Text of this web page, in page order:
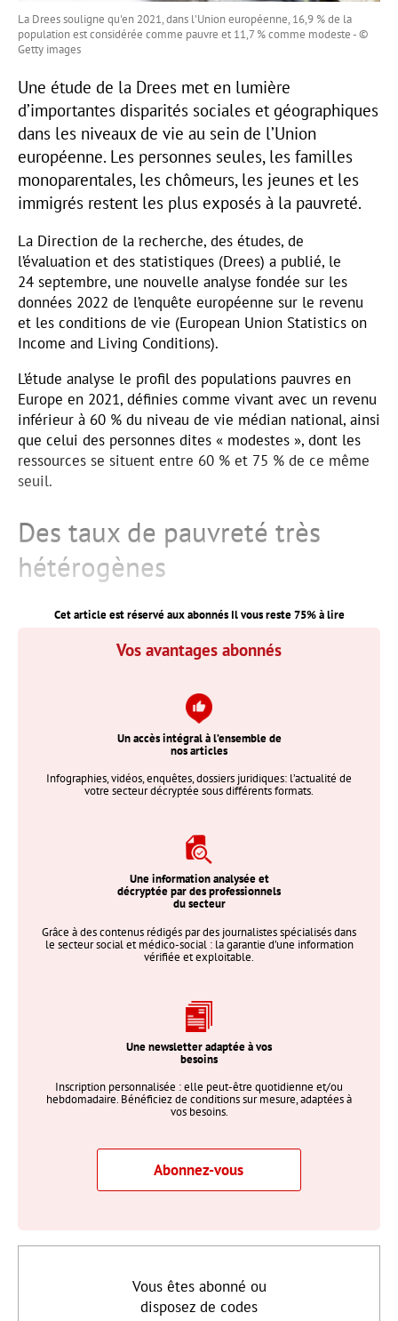
La Drees souligne qu'en 2021, dans l'Union européenne, 16,9 % de la
population est considérée comme pauvre et 11,7 % comme modeste - ©
Getty images
Une étude de la Drees met en lumière
d’importantes disparités sociales et géographiques
dans les niveaux de vie au sein de l’Union
européenne. Les personnes seules, les familles
monoparentales, les chômeurs, les jeunes et les
immigrés restent les plus exposés à la pauvreté.
La Direction de la recherche, des études, de
l’évaluation et des statistiques (Drees) a publié, le
24 septembre, une nouvelle analyse fondée sur les
données 2022 de l’enquête européenne sur le revenu
et les conditions de vie (European Union Statistics on
Income and Living Conditions).
L’étude analyse le profil des populations pauvres en
Europe en 2021, définies comme vivant avec un revenu
inférieur à 60 % du niveau de vie médian national, ainsi
que celui des personnes dites « modestes », dont les
ressources se situent entre 60 % et 75 % de ce même
seuil.
Des taux de pauvreté très
hétérogènes
Cet article est réservé aux abonnés Il vous reste75% à lire
Vos avantages abonnés
Un accès intégral à l’ensemble de
nos articles
Infographies, vidéos, enquêtes, dossiers juridiques: l’actualité de
votre secteur décryptée sous différents formats.
Une information analysée et
décryptée par des professionnels
du secteur
Grâce à des contenus rédigés par des journalistes spécialisés dans
le secteur social et médico-social : la garantie d’une information
vérifiée et exploitable.
Une newsletter adaptée à vos
besoins
Inscription personnalisée : elle peut-être quotidienne et/ou
hebdomadaire. Bénéficiez de conditions sur mesure, adaptées à
vos besoins.
Abonnez-vous
Vous êtes abonné ou
disposez de codes